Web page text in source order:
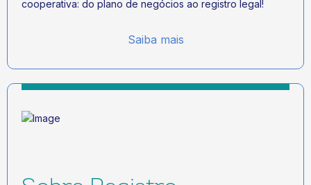
cooperativa: do plano de negócios ao registro legal!
Saiba mais